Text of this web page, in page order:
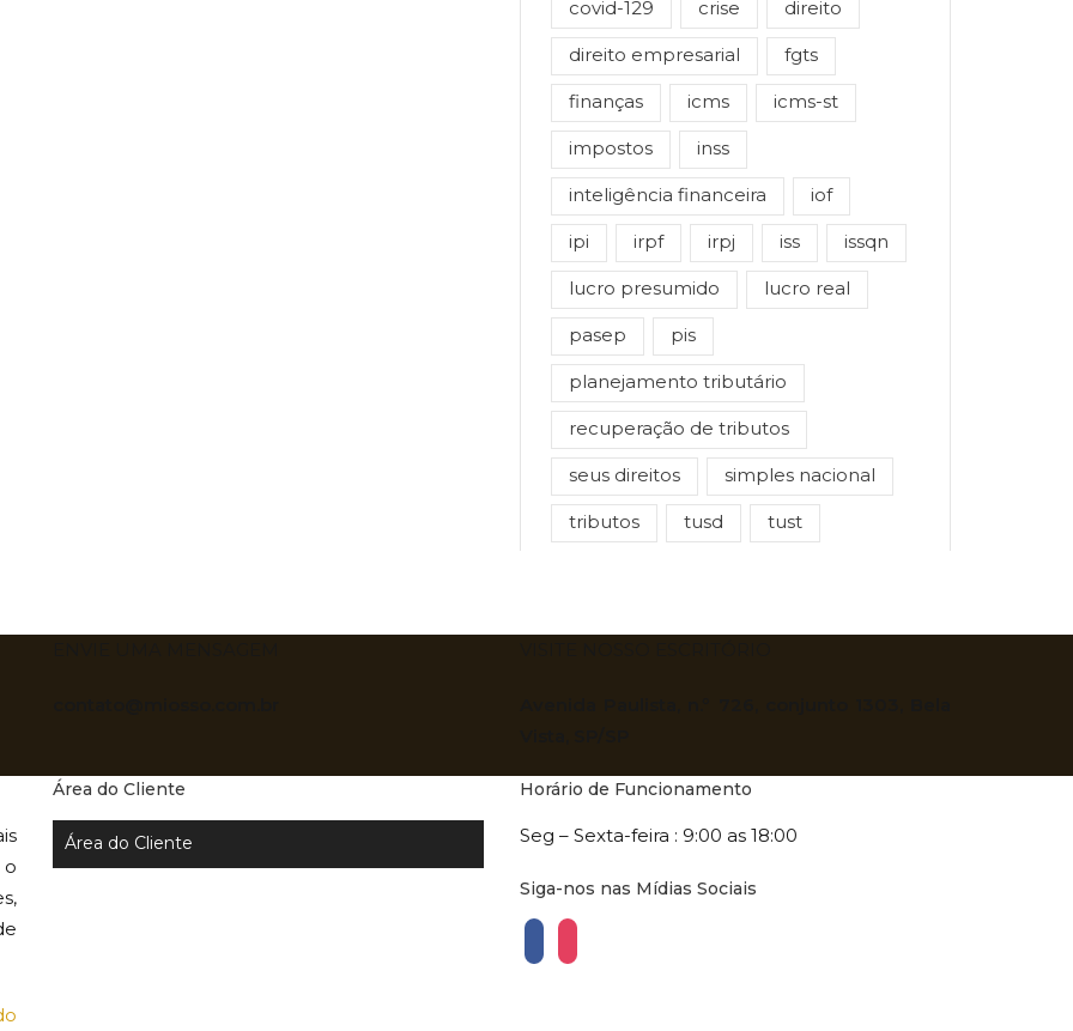
covid-129 crise direito
direito empresarial fgts
finanças icms icms-st
impostos inss
inteligência financeira iof
ipi irpf irpj iss issqn
lucro presumido lucro real
pasep pis
planejamento tributário
recuperação de tributos
seus direitos simples nacional
tributos tusd tust
Área do Cliente
Área do Cliente
Horário de Funcionamento
Seg – Sexta-feira : 9:00 as 18:00
Siga-nos nas Mídias Sociais